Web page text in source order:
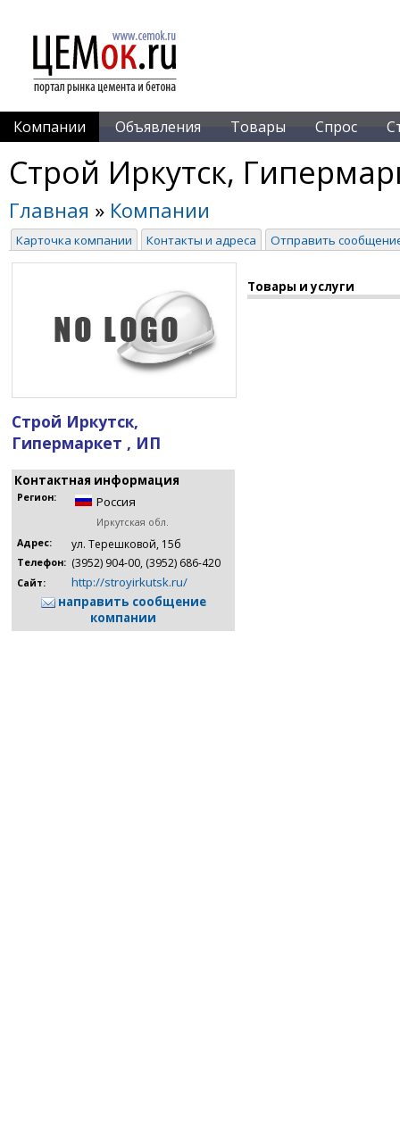
Компании Объявления Товары Спрос
Строй Иркутск,
Главная » Компании
Карточка компании Контакты и адреса Отправить
Строй Иркутск,
Гипермаркет , ИП
Контактная информация
Регион: Россия
Иркутская обл.
Адрес:
ул. Терешковой, 15б
Телефон: (3952) 904-00, (3952) 686-420
Сайт:
http://stroyirkutsk.ru/
направить сообщение
компании
Товары и услуги